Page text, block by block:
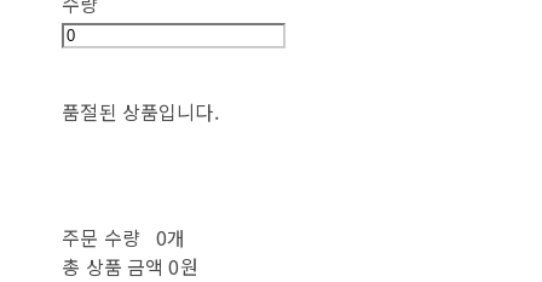
품절된 상품입니다.
주문 수량 0개
총 상품 금액 0원